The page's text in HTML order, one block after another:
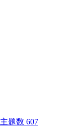
主题数 607